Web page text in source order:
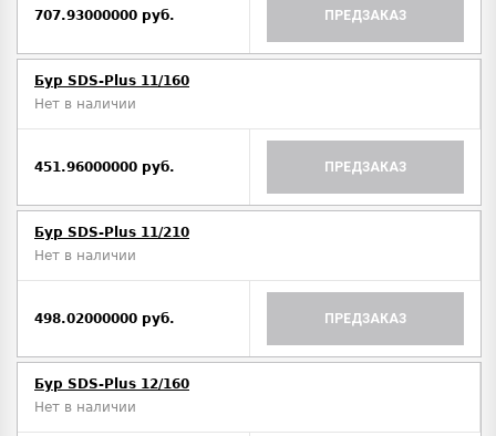
707.93000000 руб. ПРЕДЗАКАЗ
Бур SDS-Plus 11/160
Нет в наличии
451.96000000 руб. ПРЕДЗАКАЗ
Бур SDS-Plus 11/210
Нет в наличии
498.02000000 руб. ПРЕДЗАКАЗ
Бур SDS-Plus 12/160
Нет в наличии